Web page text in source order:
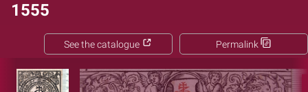
1555
Permalink
See the catalogue